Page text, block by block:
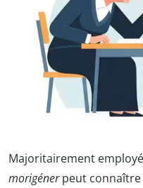
Majoritairement
morigénerpeut connaître